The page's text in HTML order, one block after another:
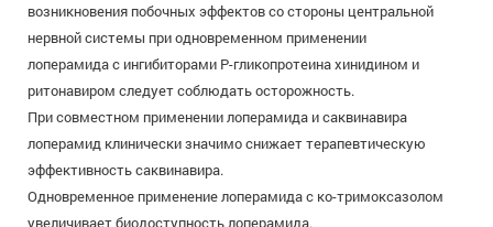
возникновения побочных эффектов со стороны центральной
нервной системы при одновременном применении
лоперамида с ингибиторами Р-гликопротеина хинидином и
ритонавиром следует соблюдать осторожность.
При совместном применении лоперамида и саквинавира
лоперамид клинически значимо снижает терапевтическую
эффективность саквинавира.
Одновременное применение лоперамида с ко-тримоксазолом
увеличивает биодоступность лоперамида.